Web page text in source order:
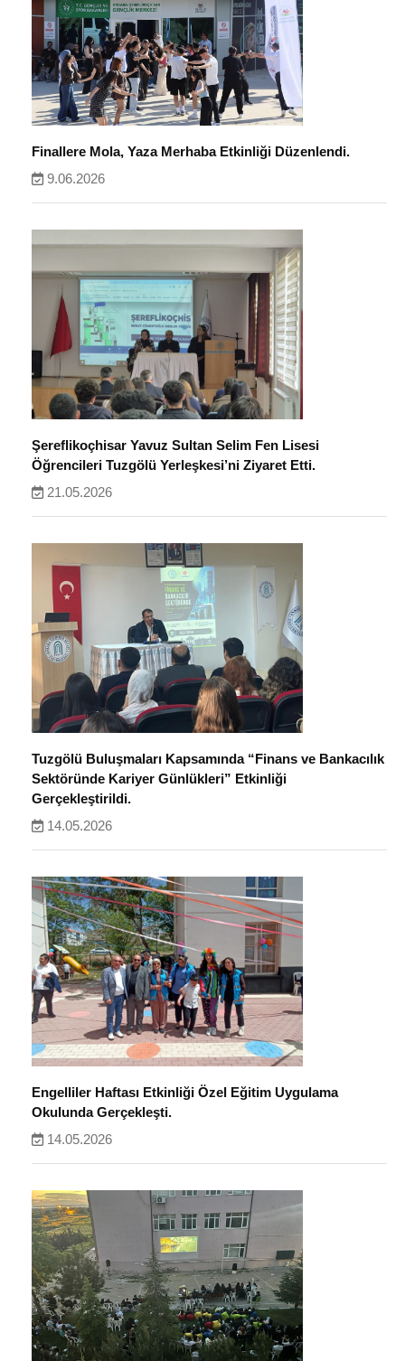
Finallere Mola, Yaza Merhaba Etkinliği Düzenlendi.
9.06.2026
Şereflikoçhisar Yavuz Sultan Selim Fen Lisesi
Öğrencileri Tuzgölü Yerleşkesi’ni Ziyaret Etti.
21.05.2026
Tuzgölü Buluşmaları Kapsamında “Finans ve Bankacılık
Sektöründe Kariyer Günlükleri” Etkinliği
Gerçekleştirildi.
14.05.2026
Engelliler Haftası Etkinliği Özel Eğitim Uygulama
Okulunda Gerçekleşti.
14.05.2026